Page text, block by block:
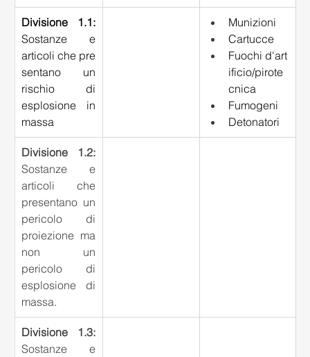
Divisione 1.1:
Sostanze e
articoli che pre
sentano un
rischio di
esplosione in
massa
Munizioni
Cartucce
Fuochi d'art
ificio/pirote
cnica
Fumogeni
Detonatori
Divisione 1.2:
Sostanze e
articoli che
presentano un
pericolo di
proiezione ma
non un
pericolo di
esplosione di
massa.
Divisione 1.3:
Sostanze e